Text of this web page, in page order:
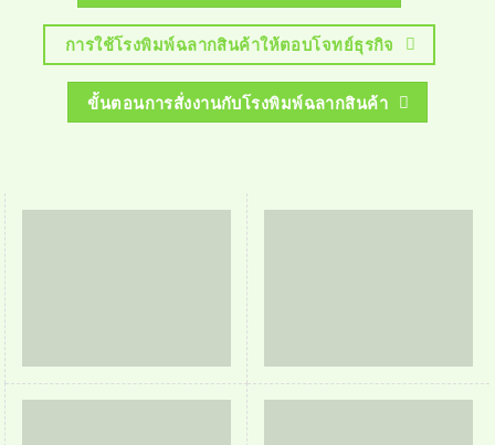
การใช้โรงพิมพ์ฉลากสินค้าให้ตอบโจทย์ธุรกิจ
ขั้นตอนการสั่งงานกับโรงพิมพ์ฉลากสินค้า